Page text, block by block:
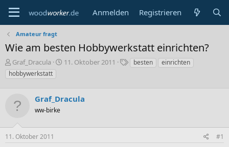
Anmelden Registrieren
Amateur fragt
Wie am besten Hobbywerkstatt einrichten?
E
r
s
e
Graf_Dracula
E
e
t
11. Oktober 2011
S
o
besten
einrichten
hobbywerkstatt
Graf_Dracula
ww-birke
11. Oktober 2011 #1